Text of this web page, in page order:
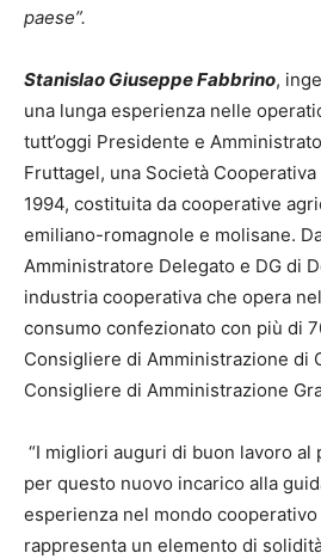
paese”.
Stanislao Giuseppe Fabbrino,
una lunga esperienza nelle
tutt’oggi Presidente e
Fruttagel, una Società
1994, costituita da cooperative
emiliano-romagnole e molisane.
Amministratore Delegato e DG di
industria cooperativa che opera
consumo confezionato con più di
Consigliere di Amministrazione di
Consigliere di Amministrazione
“I migliori auguri di buon lavoro al
per questo nuovo incarico alla
esperienza nel mondo
rappresenta un elemento di